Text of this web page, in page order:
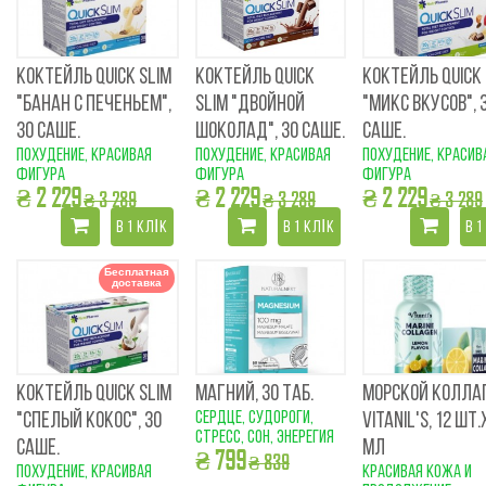
КОКТЕЙЛЬ QUICK SLIM
"БАНАН С ПЕЧЕНЬЕМ",
30 САШЕ.
похудение, красивая
фигура
₴ 2 229₴ 3 289
В 1 КЛІК
КОКТЕЙЛЬ QUICK
SLIM "ДВОЙНОЙ
ШОКОЛАД", 30 САШЕ.
похудение, красивая
фигура
₴ 2 229₴ 3 289
В 1 КЛІК
КОКТЕЙЛЬ QUICK
"МИКС ВКУСОВ",
САШЕ.
похудение,
фигура
₴ 2 229₴ 3 289
В
Бесплатная
доставка
КОКТЕЙЛЬ QUICK SLIM
"СПЕЛЫЙ КОКОС", 30
САШЕ.
похудение, красивая
МАГНИЙ, 30 ТАБ.
сердце, судороги,
стресс, сон, энерегия
₴ 799₴ 839
МОРСКОЙ
VITANIL'S, 12
МЛ
красивая кожа и